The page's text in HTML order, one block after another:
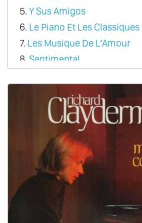
5. Y Sus Amigos
6. Le Piano Et Les Classiques
7. Les Musique De L’Amour
8. Sentimental
A Dream Of Love
Couleur Tendresse
Le Premiere Cragnin D’Elsa
Fragile Heart
From Paris With Love
16.
Sonata Magic
The Classic Touch
Christmas